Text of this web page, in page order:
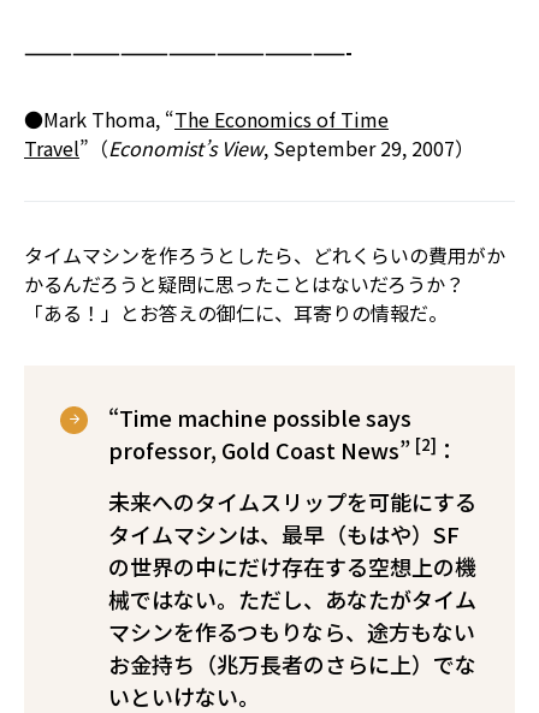
————————————————————-
●Mark Thoma, “The Economics of Time
Travel”（Economist’s View, September 29, 2007）
タイムマシンを作ろうとしたら、どれくらいの費用がか
かるんだろうと疑問に思ったことはないだろうか？
「ある！」とお答えの御仁に、耳寄りの情報だ。
“Time machine possible says
professor, Gold Coast News” [2] ：
未来へのタイムスリップを可能にする
タイムマシンは、最早（もはや）SF
の世界の中にだけ存在する空想上の機
械ではない。ただし、あなたがタイム
マシンを作るつもりなら、途方もない
お金持ち（兆万長者のさらに上）でな
いといけない。